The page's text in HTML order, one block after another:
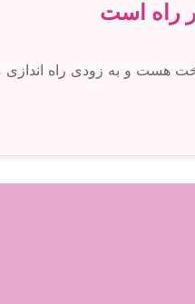
راه است
هست و به زودی راه اندازی